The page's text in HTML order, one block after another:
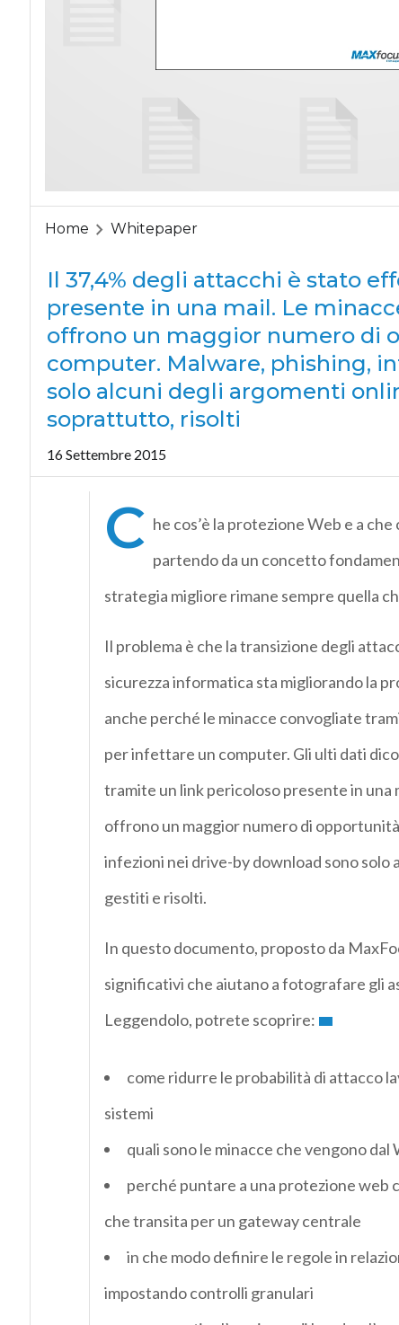
Home Whitepaper
Il 37,4% degli attacchi è stato
presente in una mail. Le
offrono un maggior numero di
computer. Malware, phishing,
solo alcuni degli argomenti
soprattutto, risolti
16 Settembre 2015
C he cos’è la protezione Web e a
partendo da un concetto
strategia migliore rimane sempre quella
Il problema è che la transizione degli
sicurezza informatica sta migliorando la
anche perché le minacce convogliate
per infettare un computer. Gli ulti dati
tramite un link pericoloso presente in
offrono un maggior numero di
infezioni nei drive-by download sono solo
gestiti e risolti.
In questo documento, proposto da
significativi che aiutano a fotografare gli
Leggendolo, potrete scoprire:
come ridurre le probabilità di attacco
sistemi
quali sono le minacce che vengono
perché puntare a una protezione web
che transita per un gateway centrale
in che modo definire le regole in
impostando controlli granulari